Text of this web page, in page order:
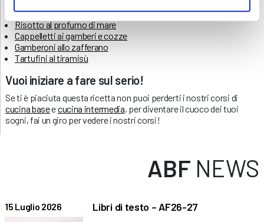
Tagliolini alle code di gambero
Risotto al profumo di mare
Cappelletti ai gamberi e cozze
Gamberoni allo zafferano
Tartufini al tiramisù
Vuoi iniziare a fare sul serio!
Se ti è piaciuta questa ricetta non puoi perderti i nostri corsi di
cucina baseecucina intermedia, per diventare il cuoco dei tuoi
sogni, fai un giro per vedere i nostri corsi!
ABF NEWS
15 Luglio 2026 Libri di testo – AF26-27